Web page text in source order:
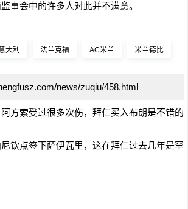
事会中的许多人对此并不满意。
大利 法兰克福 AC米兰 米兰德比
news/zuqiu/458.html
方索受过很多次伤，拜仁买入布朗是不错的
钦点签下萨伊瓦里，这在拜仁过去几年是罕